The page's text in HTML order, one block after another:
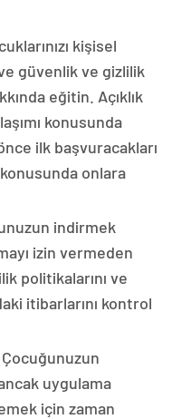
kişisel
güvenlik ve gizlilik
eğitin. Açıklık
konusunda
ilk başvuracakları
onlara
indirmek
izin vermeden
politikalarını ve
itibarlarını kontrol
Çocuğunuzun
uygulama
için zaman